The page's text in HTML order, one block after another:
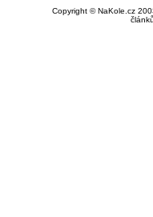
Copyright © NaKole.cz